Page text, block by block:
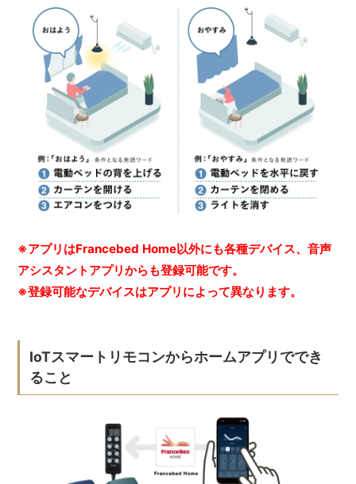
※アプリはFrancebed Home以外にも各種デバイス、音声
アシスタントアプリからも登録可能です。
※登録可能なデバイスはアプリによって異なります。
IoTスマートリモコンからホームアプリででき
ること